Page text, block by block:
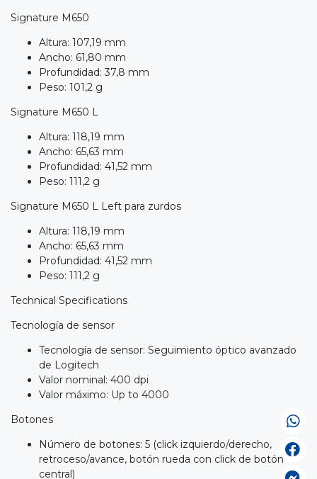
Signature M650
Altura: 107,19 mm
Ancho: 61,80 mm
Profundidad: 37,8 mm
Peso: 101,2 g
Signature M650 L
Altura: 118,19 mm
Ancho: 65,63 mm
Profundidad: 41,52 mm
Peso: 111,2 g
Signature M650 L Left para zurdos
Altura: 118,19 mm
Ancho: 65,63 mm
Profundidad: 41,52 mm
Peso: 111,2 g
Technical Specifications
Tecnología de sensor
Tecnología de sensor: Seguimiento óptico avanzado
de Logitech
Valor nominal: 400 dpi
Valor máximo: Up to 4000
Botones
Número de botones: 5 (click izquierdo/derecho,
retroceso/avance, botón rueda con click de botón
central)